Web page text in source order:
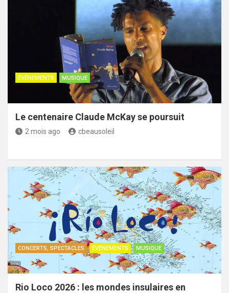
ÉVÉNEMENTS MUSIQUE
Le centenaire Claude McKay se poursuit
2 mois ago cbeausoleil
CONCERTS, SPECTACLES ÉVÉNEMENTS MUSIQUE
Rio Loco 2026 : les mondes insulaires en